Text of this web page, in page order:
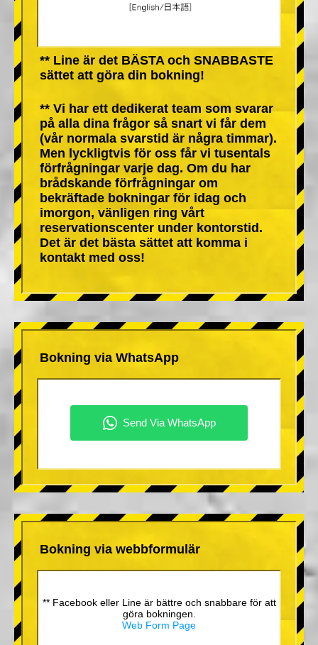
** Line är det BÄSTA och SNABBASTE
sättet att göra din bokning!
** Vi har ett dedikerat team som svarar
på alla dina frågor så snart vi får dem
(vår normala svarstid är några timmar).
Men lyckligtvis för oss får vi tusentals
förfrågningar varje dag. Om du har
brådskande förfrågningar om
bekräftade bokningar för idag och
imorgon, vänligen ring vårt
reservationscenter under kontorstid.
Det är det bästa sättet att komma i
kontakt med oss!
Bokning via WhatsApp
Bokning via webbformulär
** Facebook eller Line är bättre och snabbare för att
göra bokningen.
Web Form Page